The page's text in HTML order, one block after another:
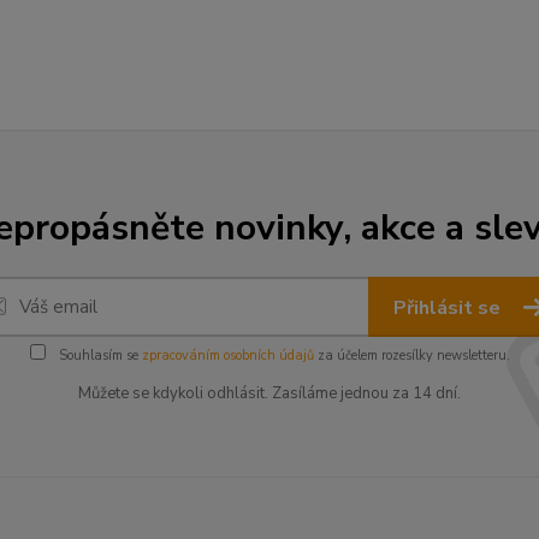
novinky, akce a
Přihlásit se
Souhlasím se zpracováním osobních údajůza účelem rozesílky newsletteru.
Můžete se kdykoli odhlásit. Zasíláme jednou za 14 dní.